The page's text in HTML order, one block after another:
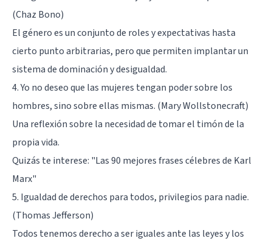
(Chaz Bono)
El género es un conjunto de roles y expectativas hasta
cierto punto arbitrarias, pero que permiten implantar un
sistema de dominación y desigualdad.
4. Yo no deseo que las mujeres tengan poder sobre los
hombres, sino sobre ellas mismas. (Mary Wollstonecraft)
Una reflexión sobre la necesidad de tomar el timón de la
propia vida.
Quizás te interese: "Las 90 mejores frases célebres de Karl
Marx"
5. Igualdad de derechos para todos, privilegios para nadie.
(Thomas Jefferson)
Todos tenemos derecho a ser iguales ante las leyes y los